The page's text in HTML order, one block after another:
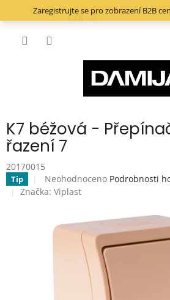
Zaregistrujte se pro zobrazení B2B
CZK
K7 béžová -
řazení 7
20170015
Tip
Průměrné
hodnocení
0,0
hvězdiček.
Neohodnoceno Podrobnosti
Značka: Viplast